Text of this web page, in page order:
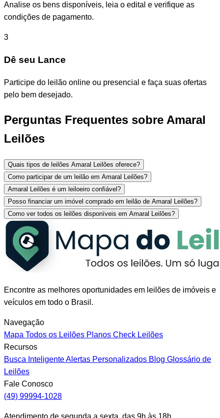
Analise os bens disponíveis, leia o edital e verifique as
condições de pagamento.
3
Dê seu Lance
Participe do leilão online ou presencial e faça suas ofertas
pelo bem desejado.
Perguntas Frequentes sobre Amaral
Leilões
Quais tipos de leilões Amaral Leilões oferece?
Como participar de um leilão em Amaral Leilões?
Amaral Leilões é um leiloeiro confiável?
Posso financiar um imóvel comprado em leilão de Amaral Leilões?
Como ver todos os leilões disponíveis em Amaral Leilões?
Encontre as melhores oportunidades em leilões de imóveis e
veículos em todo o Brasil.
Navegação
Mapa Todos os Leilões Planos Check Leilões
Recursos
Busca InteligenteAlertas Personalizados Blog Glossário de
Leilões
Fale Conosco
(49) 99994-1028
Atendimento de segunda a sexta, das 9h às 18h